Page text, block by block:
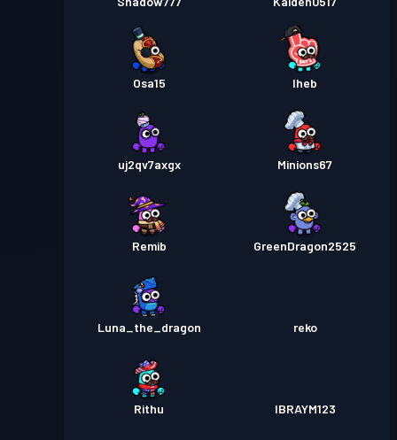
Osa15 Iheb
uj2qv7axgx Minions67
Remib GreenDragon2525
Luna_the_dragon reko
Rithu IBRAYM123